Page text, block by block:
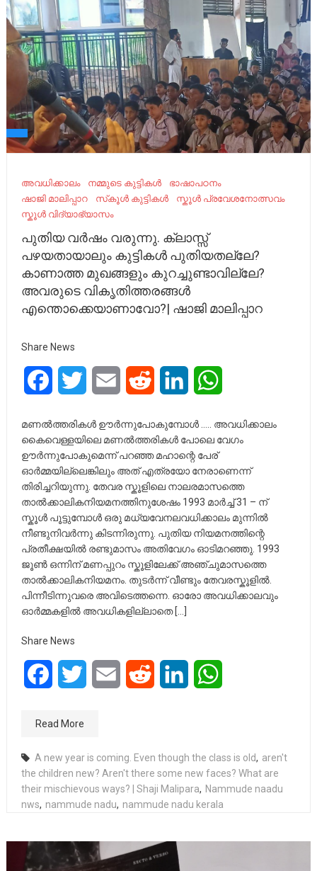
അവധിക്കാലം നമ്മുടെ കുട്ടികൾ
ഭാഷാപഠനം
ഷാജി മാലിപ്പാറ
സ്‌കൂൾ കുട്ടികൾ
സ്കൂൾ പ്രവേശനോത്സവം
സ്കൂൾ വിദ്യാഭ്യാസം
പുതിയ വർഷം വരുന്നു. ക്ലാസ്സ്
പഴയതായാലും കുട്ടികൾ പുതിയതല്ലേ?
കാണാത്ത മുഖങ്ങളും കുറച്ചുണ്ടാവില്ലേ?
അവരുടെ വികൃതിത്തരങ്ങൾ
എന്തൊക്കെയാണാവോ?| ഷാജി മാലിപ്പാറ
Share News
FacebookTwitter Email Reddit LinkedIn
മണൽത്തരികൾ ഊർന്നുപോകുമ്പോൾ ….. അവധിക്കാലം
കൈവെള്ളയിലെ മണൽത്തരികൾ പോലെ വേഗം
ഊർന്നുപോകുമെന്ന് പറഞ്ഞ മഹാന്റെ പേര്
ഓർമ്മയില്ലെങ്കിലും അത് എത്രയോ നേരാണെന്ന്
തിരിച്ചറിയുന്നു. തേവര സ്കൂളിലെ നാലരമാസത്തെ
താൽക്കാലികനിയമനത്തിനുശേഷം 1993 മാർച്ച് 31 – ന്
സ്കൂൾ പൂട്ടുമ്പോൾ ഒരു മധ്യവേനലവധിക്കാലം മുന്നിൽ
നീണ്ടുനിവർന്നു കിടന്നിരുന്നു. പുതിയ നിയമനത്തിന്റെ
പ്രതീക്ഷയിൽ രണ്ടുമാസം അതിവേഗം ഓടിമറഞ്ഞു. 1993
ജൂൺ ഒന്നിന് മണപ്പുറം സ്കൂളിലേക്ക് അഞ്ചുമാസത്തെ
താൽക്കാലികനിയമനം. തുടർന്ന് വീണ്ടും തേവരസ്കൂളിൽ.
പിന്നീടിന്നുവരെ അവിടെത്തന്നെ. ഓരോ അവധിക്കാലവും
ഓർമ്മകളിൽ അവധികളില്ലാതെ […]
Share News
FacebookTwitter Email Reddit LinkedIn
Read More
A new year is coming. Even though the class is old, aren't
the children new? Aren't there some new faces? What are
their mischievous ways? | Shaji Malipara, Nammude naadu
nws, nammude nadu, nammude nadu kerala